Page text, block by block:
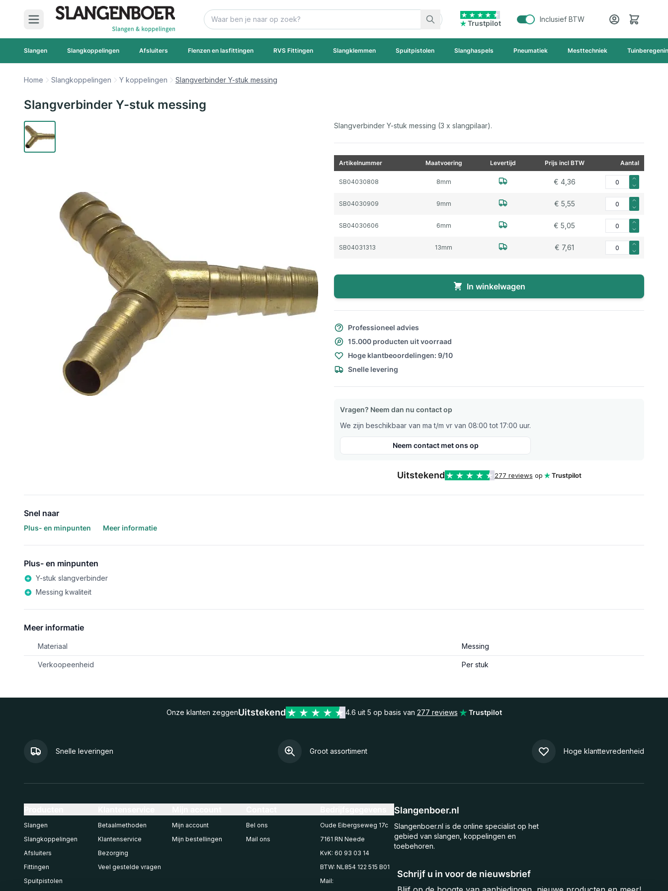
Ga naar de inhoud
Zoek
Trustpilot
Inclusief BTW Cart
Slangen Slangkoppelingen Afsluiters Flenzen en lasfittingen RVS Fittingen Slangklemmen Spuitpistolen Slanghaspels Pneumatiek Mesttechniek
Home Slangkoppelingen Y koppelingen Slangverbinder Y-stuk messing
Slangverbinder Y-stuk messing
Slangverbinder Y-stuk messing (3 x slangpilaar).
Artikelnummer Maatvoering Levertijd Prijs incl BTW Aantal
SB04030808 8mm € 4,36 Aantal voor
SB04030909 9mm € 5,55 Aantal voor
SB04030606 6mm € 5,05 Aantal voor
SB04031313 13mm € 7,61 Aantal voor
In winkelwagen
Professioneel advies
15.000 producten uit voorraad
Hoge klantbeoordelingen: 9/10
Snelle levering
Vragen? Neem dan nu contact op
We zijn beschikbaar van ma t/m vr van 08:00 tot 17:00 uur.
Neem contact met ons op
Uitstekend 277 reviews op Trustpilot
Snel naar
Plus- en minpunten Meer informatie
Plus- en minpunten
Y-stuk slangverbinder
Messing kwaliteit
Meer informatie
Materiaal Messing
Verkoopeenheid Per stuk
Onze klanten zeggenUitstekend 4.6 uit 5 op basis van 277 reviews Trustpilot
Snelle leveringen Groot assortiment Hoge klanttevredenheid
Schrijf u in voor de nieuwsbrief
Slangenboer.nl
Slangenboer.nl is de online specialist op het
gebied van slangen, koppelingen en
toebehoren.
Slangen
Slangkoppelingen
Afsluiters
Fittingen
Spuitpistolen
Betaalmethoden
Klantenservice
Bezorging
Veel gestelde vragen
Mijn account
Mijn bestellingen
Bel ons
Mail ons
Oude Eibergseweg 17c
7161 RN Neede
KvK: 60 93 03 14
BTW: NL854 122 515 B01
Mail: